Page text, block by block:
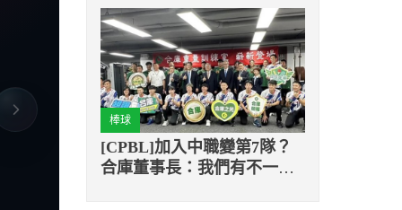
棒球
[CPBL]加入中職變第7隊？
合庫董事長：我們有不一樣